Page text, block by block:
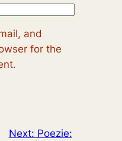
and
for the
Next: Poezie: